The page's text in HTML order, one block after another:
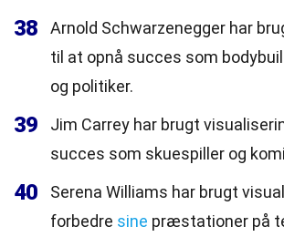
38
Arnold Schwarzenegger har
til at opnå succes som
og politiker.
39
Jim Carrey har brugt
succes som skuespiller og
40
Serena Williams har brugt
forbedre sine præstationer på